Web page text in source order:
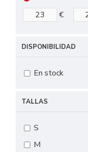
€
TALLAS
S
M
DISPONIBILIDAD
En stock